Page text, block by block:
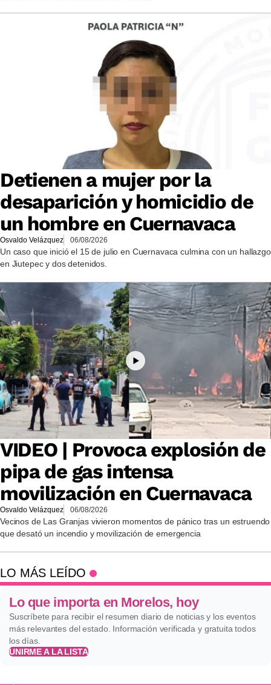
Detienen a mujer por la
desaparición y homicidio de
un hombre en Cuernavaca
Osvaldo Velázquez 06/08/2026
Un caso que inició el 15 de julio en Cuernavaca culmina con un hallazgo
en Jiutepec y dos detenidos.
VIDEO | Provoca explosión de
pipa de gas intensa
movilización en Cuernavaca
Osvaldo Velázquez 06/08/2026
Vecinos de Las Granjas vivieron momentos de pánico tras un estruendo
que desató un incendio y movilización de emergencia
LO MÁS LEÍDO
Lo que importa en Morelos, hoy
Suscríbete para recibir el resumen diario de noticias y los eventos
más relevantes del estado. Información verificada y gratuita todos
los días.
UNIRME A LA LISTA